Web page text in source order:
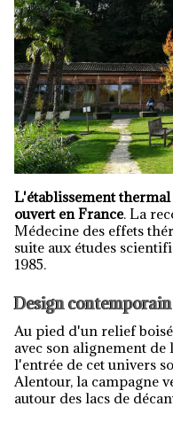
L'établissement thermal de Jonzac est le plus récent
ouvert en France. La
Médecine des effets
suite aux études
1985.
Design
Au pied d'un relief boisé, passé l'accueil des Thermes,
avec son alignement de
l'entrée de cet univers
Alentour, la campagne
autour des lacs de